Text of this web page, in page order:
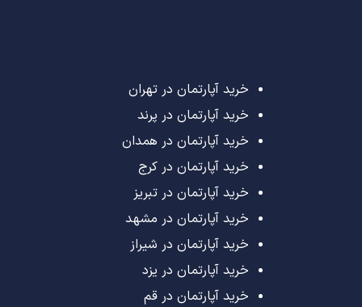
خرید آپارتمان در تهران
خرید آپارتمان در پرند
خرید آپارتمان در همدان
خرید آپارتمان در کرج
خرید آپارتمان در تبریز
خرید آپارتمان در مشهد
خرید آپارتمان در شیراز
خرید آپارتمان در یزد
خرید آپارتمان در قم